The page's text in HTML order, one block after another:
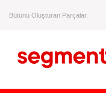
Bütünü Oluşturan Parçalar.